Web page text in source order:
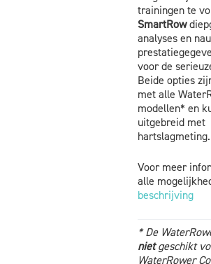
trainingen te
SmartRow
analyses en
voor de
Beide opties
met alle
modellen* en
uitgebreid met
hartslagmeting.
Voor meer
alle
beschrijving
* De
nietgeschikt
WaterRower